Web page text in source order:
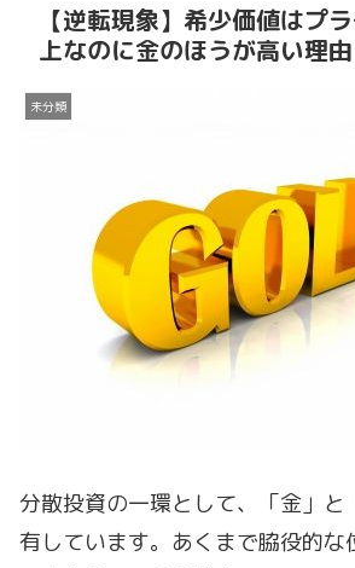
【逆転現象】希少価値はプ
上なのに金のほうが高い理由
未分類
分散投資の一環として、「金」と
有しています。あくまで脇役的な